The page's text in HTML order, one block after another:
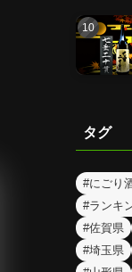
タグ
#にごり
#ランキ
#佐賀県
#埼玉県